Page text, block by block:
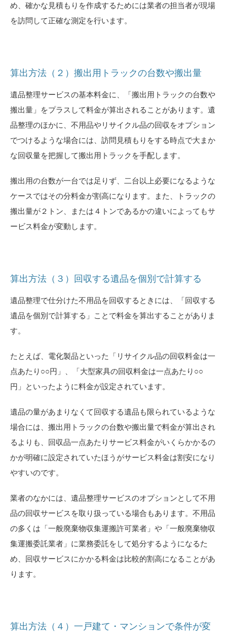
め、確かな見積もりを作成するためには業者の担当者が現場
を訪問して正確な測定を行います。
算出方法（２）搬出用トラックの台数や搬出量
遺品整理サービスの基本料金に、「搬出用トラックの台数や
搬出量」をプラスして料金が算出されることがあります。遺
品整理のほかに、不用品やリサイクル品の回収をオプション
でつけるような場合には、訪問見積もりをする時点で大まか
な回収量を把握して搬出用トラックを手配します。
搬出用の台数が一台では足りず、二台以上必要になるような
ケースではその分料金が割高になります。また、トラックの
搬出量が２トン、または４トンであるかの違いによってもサ
ービス料金が変動します。
算出方法（３）回収する遺品を個別で計算する
遺品整理で仕分けた不用品を回収するときには、「回収する
遺品を個別で計算する」ことで料金を算出することがありま
す。
たとえば、電化製品といった「リサイクル品の回収料金は一
点あたり○○円」、「大型家具の回収料金は一点あたり○○
円」といったように料金が設定されています。
遺品の量があまりなくて回収する遺品も限られているような
場合には、搬出用トラックの台数や搬出量で料金が算出され
るよりも、回収品一点あたりサービス料金がいくらかかるの
かが明確に設定されていたほうがサービス料金は割安になり
やすいのです。
業者のなかには、遺品整理サービスのオプションとして不用
品の回収サービスを取り扱っている場合もあります。不用品
の多くは「一般廃棄物収集運搬許可業者」や「一般廃棄物収
集運搬委託業者」に業務委託をして処分するようになるた
め、回収サービスにかかる料金は比較的割高になることがあ
ります。
算出方法（４）一戸建て・マンションで条件が変